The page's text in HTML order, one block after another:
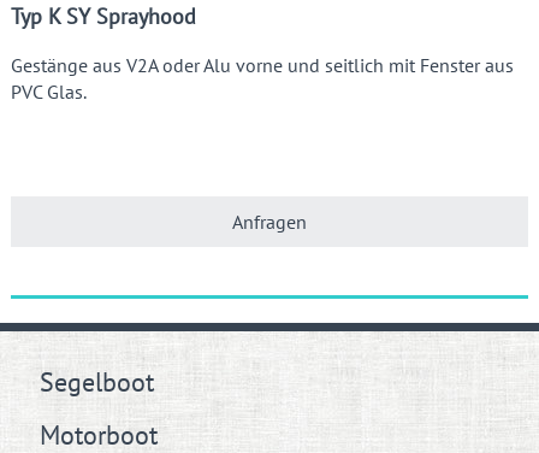
Typ K SY Sprayhood
Gestänge aus V2A oder Alu vorne und seitlich mit Fenster aus
PVC Glas.
Anfragen
Segelboot
Motorboot